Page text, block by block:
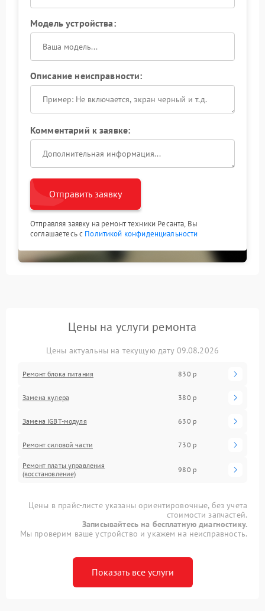
Модель устройства:
Описание неисправности:
Комментарий к заявке:
Отправить заявку
Отправляя заявку на ремонт техники Ресанта, Вы
соглашаетесь с Политикой конфиденциальности
Цены на услуги ремонта
Цены актуальны на текущую дату 09.08.2026
Ремонт блока питания 830 р
Замена кулера 380 р
Замена IGBT-модуля 630 р
Ремонт силовой части 730 р
Ремонт платы управления
(восстановление)
980 р
Цены в прайс-листе указаны ориентировочные, без учета
стоимости запчастей.
Записывайтесь на бесплатную диагностику.
Мы проверим ваше устройство и укажем на неисправность.
Показать все услуги